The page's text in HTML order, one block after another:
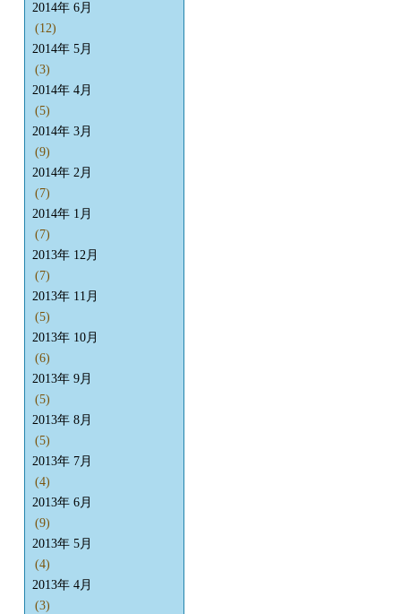
2014年 6月
(12)
2014年 5月
(3)
2014年 4月
(5)
2014年 3月
(9)
2014年 2月
(7)
2014年 1月
(7)
2013年 12月
(7)
2013年 11月
(5)
2013年 10月
(6)
2013年 9月
(5)
2013年 8月
(5)
2013年 7月
(4)
2013年 6月
(9)
2013年 5月
(4)
2013年 4月
(3)